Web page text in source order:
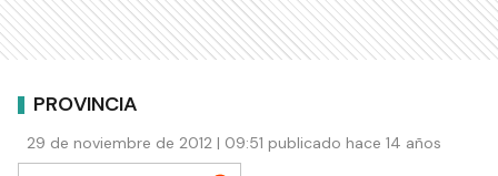
PROVINCIA
29 de noviembre de 2012 | 09:51 publicado hace 14 años